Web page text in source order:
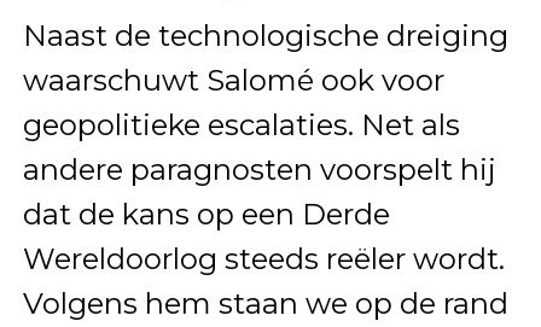
Naast de technologische dreiging
waarschuwt Salomé ook voor
geopolitieke escalaties. Net als
andere paragnosten voorspelt hij
dat de kans op een Derde
Wereldoorlog steeds reëler wordt.
Volgens hem staan we op de rand